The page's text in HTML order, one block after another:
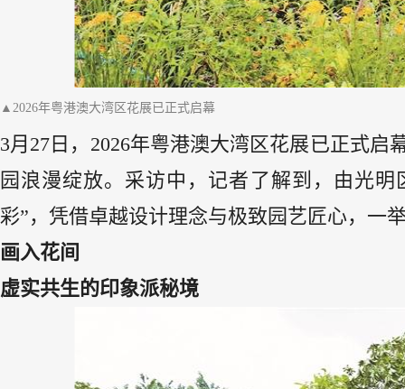
▲2026年粤港澳大湾区花展已正式启幕
3月27日，2026年粤港澳大湾区花展已正式
园浪漫绽放。采访中，记者了解到，由光
彩”，凭借卓越设计理念与极致园艺匠心，一
画入花间
虚实共生的印象派秘境